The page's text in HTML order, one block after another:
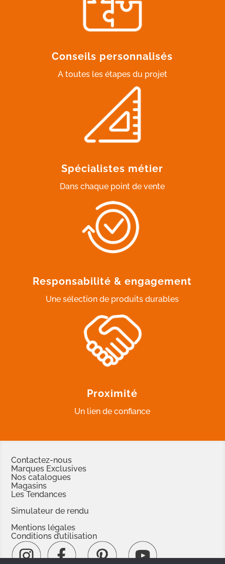
Conseils personnalisés
A toutes les étapes du projet
Spécialistes métier
Dans chaque point de vente
Responsabilité & engagement
Une sélection de produits durables
Proximité
Un lien de confiance
Contactez-nous
Marques Exclusives
Nos catalogues
Magasins
Les Tendances
Simulateur de rendu
Mentions légales
Conditions d’utilisation